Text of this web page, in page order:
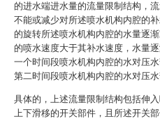
的进水端进水量的流量限制结构，
不能或减少对所述喷水机构内腔的
的旋转所述喷水机构内腔的水量逐
的喷水速度大于其补水速度，水量
一个时间段喷水机构内腔的水对压
第二时间段喷水机构内腔的水对压水
具体的，上述流量限制结构包括伸
上下滑移的开关部件，且所述开关